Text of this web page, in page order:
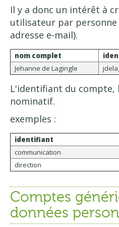
Il y a donc un intérêt à
utilisateur par personne
adresse e-mail).
nom complet
Jehanne de Lagingle
L'identifiant du compte,
nominatif.
exemples :
identifiant
communication
direction
Comptes
données